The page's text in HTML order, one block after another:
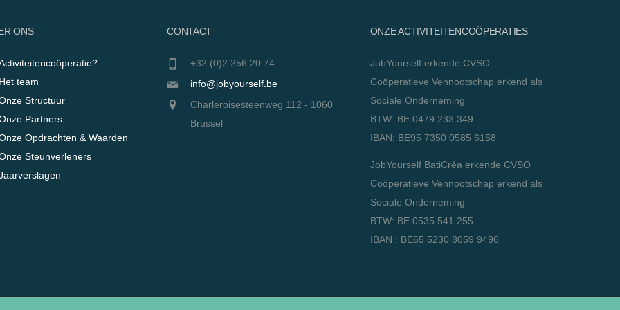
ONS
team
Structuur
Partners
Opdrachten & Waarden
Steunverleners
CONTACT
+32 (0)2 256 20 74
info@jobyourself.be
Charleroisesteenweg 112 - 1060
Brussel
ONZE ACTIVITEITENCOÖPERATIES
JobYourself erkende CVSO
Coöperatieve Vennootschap erkend als
Sociale Onderneming
BTW: BE 0479 233 349
IBAN: BE95 7350 0585 6158
JobYourself BatiCréa erkende CVSO
Coöperatieve Vennootschap erkend als
Sociale Onderneming
BTW: BE 0535 541 255
IBAN : BE65 5230 8059 9496